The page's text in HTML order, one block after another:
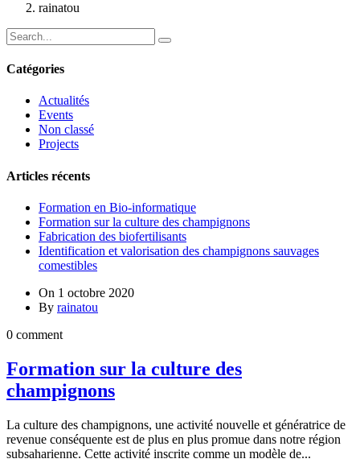
rainatou
Catégories
Actualités
Events
Non classé
Projects
Articles récents
Formation en Bio-informatique
Formation sur la culture des champignons
Fabrication des biofertilisants
Identification et valorisation des champignons sauvages
comestibles
On 1 octobre 2020
By rainatou
0 comment
Formation sur la culture des
champignons
La culture des champignons, une activité nouvelle et génératrice de
revenue conséquente est de plus en plus promue dans notre région
subsaharienne. Cette activité inscrite comme un modèle de...